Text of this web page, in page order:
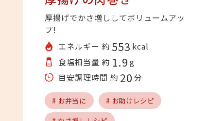
厚揚げでかさ増ししてボリュームアッ
プ!
エネルギー 約 553 kcal
食塩相当量 約 1.9 g
目安調理時間 約 20 分
# お弁当に # お助けレシピ